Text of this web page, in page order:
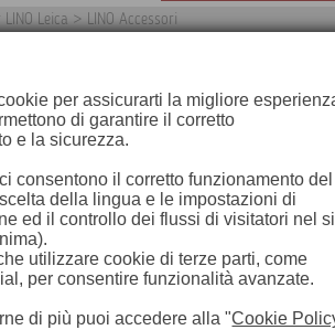
LINO Leica > LINO Accessori
per assicurarti la migliore
di garantire il corretto
e la sicurezza.
consentono il corretto funzionamento del
della lingua e le impostazioni di
ed il controllo dei flussi di visitatori nel
utilizzare cookie di terze parti, come
per consentire funzionalità avanzate.
di più puoi accedere alla "Cookie